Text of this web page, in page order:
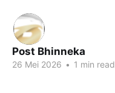
Post Bhinneka
26 Mei 2026 • 1 min read